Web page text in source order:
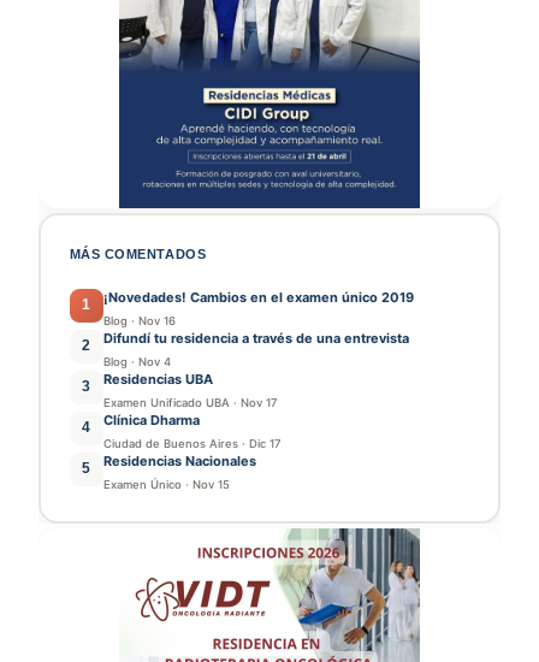
MÁS COMENTADOS
1 ¡Novedades! Cambios en el examen único 2019
Blog · Nov 16
2 Difundí tu residencia a través de una entrevista
Blog · Nov 4
3 Residencias UBA
Examen Unificado UBA · Nov 17
4 Clínica Dharma
Ciudad de Buenos Aires · Dic 17
5 Residencias Nacionales
Examen Único · Nov 15